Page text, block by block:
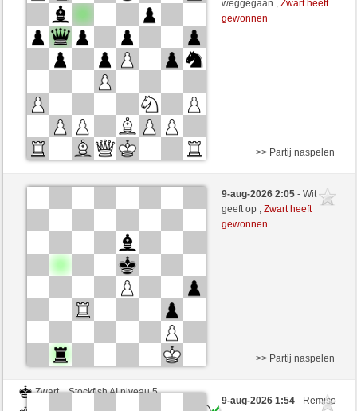
weggegaan ,Zwart heeft
gewonnen
Zwart
Tkla123 (1325) (+26)
Speelduur: 5 minutes/side + 0 seconds/move
Partij telt mee voor de ranglijst
>> Partij naspelen
9-aug-2026 2:05- Wit
geeft op ,Zwart heeft
gewonnen
Zwart
Stockfish AI niveau 5
>> Partij naspelen
9-aug-2026 1:54- Remise